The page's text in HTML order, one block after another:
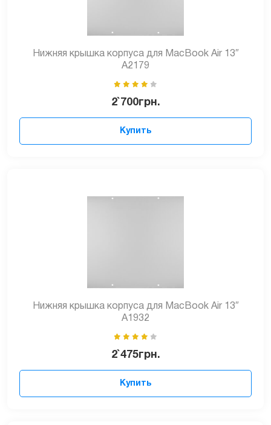
Нижняя крышка корпуса для MacBook Air 13″
A2179
2`700грн.
Купить
Нижняя крышка корпуса для MacBook Air 13″
A1932
2`475грн.
Купить